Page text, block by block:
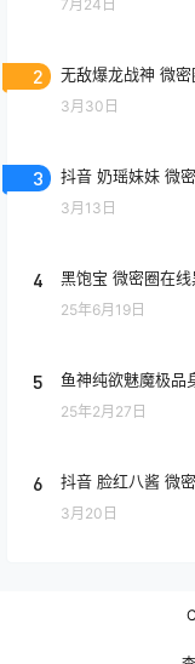
7月24日
2 无敌爆龙战神 微
3月30日
3 抖音 奶瑶妹妹 微
3月13日
4 黑饱宝 微密圈在
25年6月19日
5 鱼神纯欲魅魔极品
25年2月27日
6 抖音 脸红八酱 微
3月20日